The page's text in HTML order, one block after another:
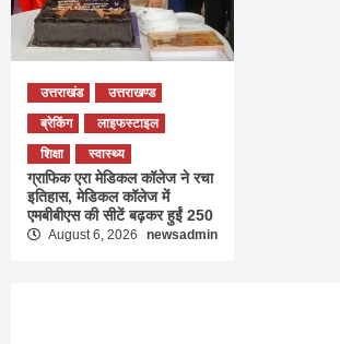
उत्तराखंड
उत्तराखण्ड
ब्रेकिंग
लाइफस्टाइल
शिक्षा
स्वास्थ्य
ग्राफिक एरा मेडिकल कॉलेज ने रचा
इतिहास, मेडिकल कॉलेज में
एमबीबीएस की सीटें बढ़कर हुईं 250
August 6, 2026 newsadmin